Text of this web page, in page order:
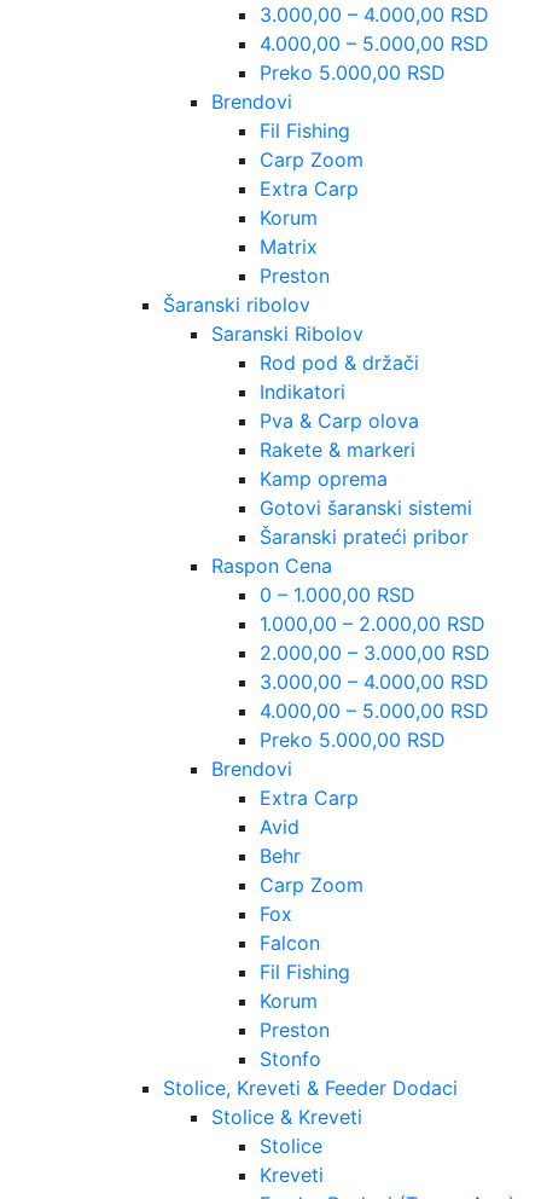
3.000,00 – 4.000,00 RSD
4.000,00 – 5.000,00 RSD
Preko 5.000,00 RSD
Brendovi
Fil Fishing
Carp Zoom
Extra Carp
Korum
Matrix
Preston
Šaranski ribolov
Saranski Ribolov
Rod pod & držači
Indikatori
Pva & Carp olova
Rakete & markeri
Kamp oprema
Gotovi šaranski sistemi
Šaranski prateći pribor
Raspon Cena
0 – 1.000,00 RSD
1.000,00 – 2.000,00 RSD
2.000,00 – 3.000,00 RSD
3.000,00 – 4.000,00 RSD
4.000,00 – 5.000,00 RSD
Preko 5.000,00 RSD
Brendovi
Extra Carp
Avid
Behr
Carp Zoom
Fox
Falcon
Fil Fishing
Korum
Preston
Stonfo
Stolice, Kreveti & Feeder Dodaci
Stolice & Kreveti
Stolice
Kreveti